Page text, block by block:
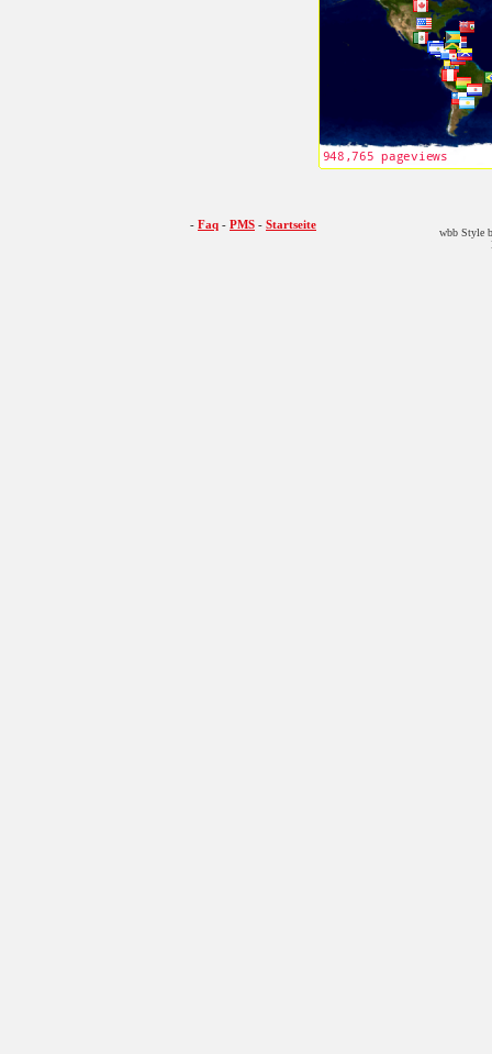
- Faq - PMS - Startseite
wbb Style